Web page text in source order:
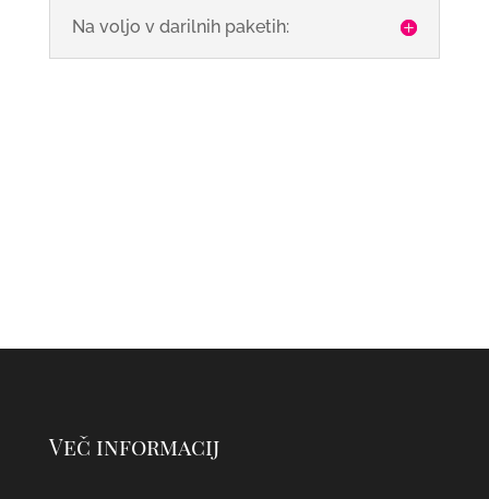
Na voljo v darilnih paketih:
Več informacij